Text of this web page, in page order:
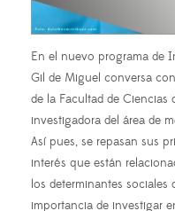
En el nuevo programa de
Gil de Miguel conversa
de la Facultad de Ciencias
investigadora del área de
Así pues, se repasan sus
interés que están
los determinantes sociales
importancia de investigar